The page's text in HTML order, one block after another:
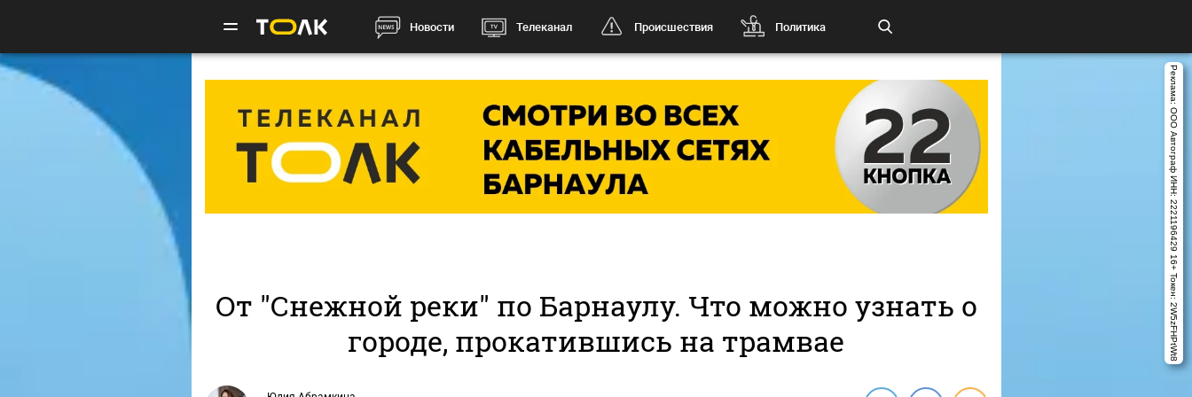
Новости Телеканал Происшествия Политика
От "Снежной реки" по Барнаулу. Что можно узнать о
городе, прокатившись на трамвае
Реклама:
ООО Автограф
ИНН: 2221196429
16+
Токен: 2W5zFHPtWt8